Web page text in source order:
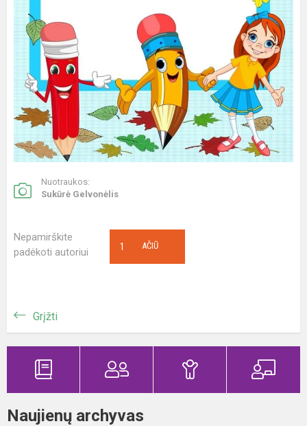
Nuotraukos:
Sukūrė Gelvonėlis
Nepamirškite
padėkoti autoriui
AČIŪ
1
Grįžti
Naujienų archyvas